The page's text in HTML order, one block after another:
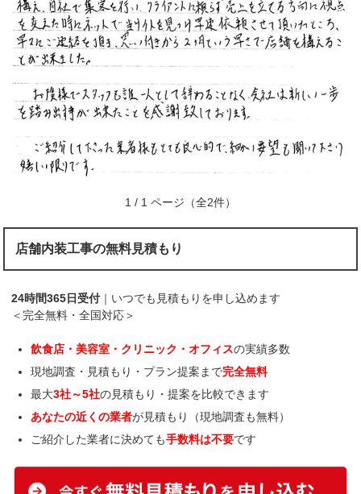
1 / 1 ページ（全2件）
店舗内装工事の無料見積もり
24時間365日受付 ｜いつでも見積もりを申し込めます
＜完全無料・全国対応＞
飲食店・美容室・クリニック・オフィスの実績多数
現地調査・見積もり・プラン提案まで完全無料
最大3社～5社の見積もり・提案を比較できます
あなたの近くの業者が見積もり（現地調査も無料）
ご紹介した業者に決めても手数料は不要です